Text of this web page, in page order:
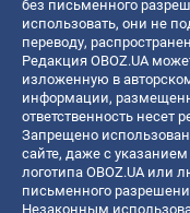
без письменного
использовать, они не
переводу,
Редакция OBOZ.UA
изложенную в
информации,
ответственность несет
Запрещено
сайте, даже с
логотипа OBOZ.UA или
письменного
Незаконным